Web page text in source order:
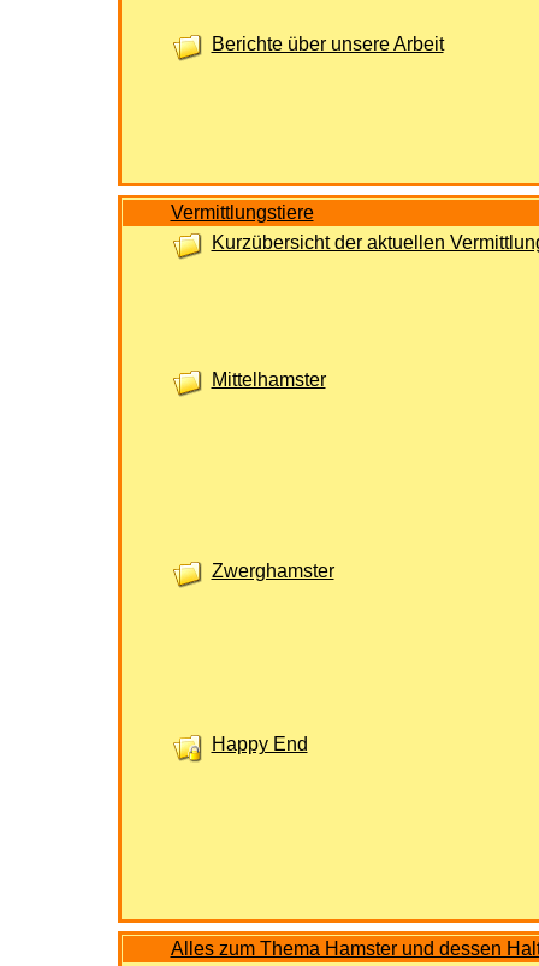
Berichte über unsere Arbeit
Vermittlungstiere
Kurzübersicht der aktuellen
Mittelhamster
Zwerghamster
Happy End
Alles zum Thema Hamster und dessen